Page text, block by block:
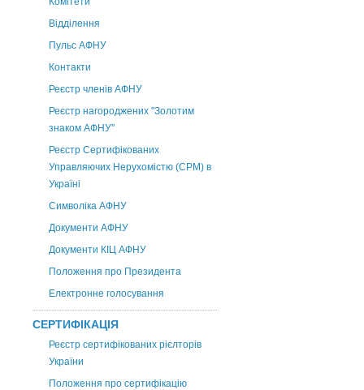
Відділення
Пульс АФНУ
Контакти
Реєстр членів АФНУ
Реєстр нагороджених "Золотим
знаком АФНУ"
Реєстр Сертифікованих
Управляючих Нерухомістю (CPM) в
Україні
Символіка АФНУ
Документи АФНУ
Документи КІЦ АФНУ
Положення про Президента
Електронне голосування
СЕРТИФІКАЦІЯ
Реєстр сертифікованих рієлторів
України
Положення про сертифікацію